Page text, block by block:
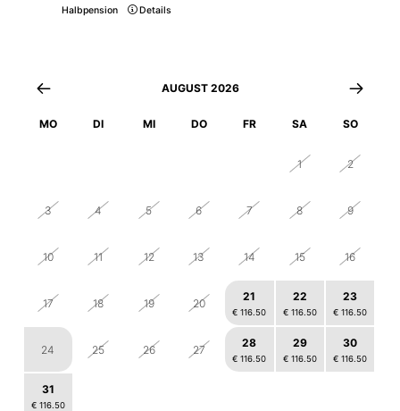
Halbpension Details
AUGUST 2026
MO DI MI DO FR SA SO
1 2
3 4 5 6 7 8 9
10 11 12 13 14 15 16
17 18 19 20
21
€ 116.50
22
€ 116.50
23
€ 116.50
24 25 26 27
28
€ 116.50
29
€ 116.50
30
€ 116.50
31
€ 116.50